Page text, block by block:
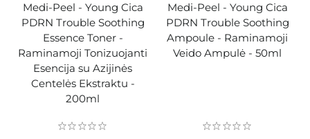
Medi-Peel - Young Cica
PDRN Trouble Soothing
Essence Toner -
Raminamoji Tonizuojanti
Esencija su Azijinės
Centelės Ekstraktu -
200ml
Medi-Peel - Young Cica
PDRN Trouble Soothing
Ampoule - Raminamoji
Veido Ampulė - 50ml